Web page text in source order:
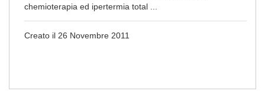
chemioterapia ed ipertermia total ...
Creato il 26 Novembre 2011